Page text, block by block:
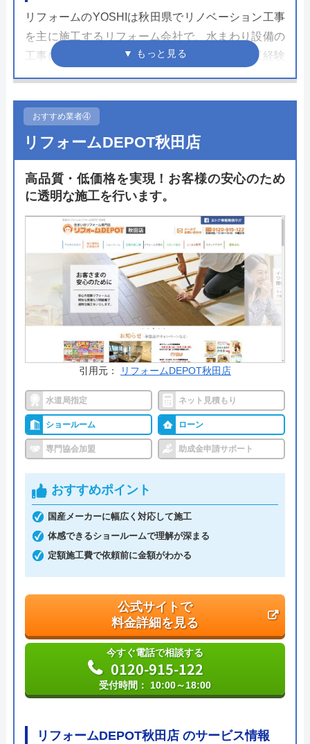
リフォームのYOSHIは秋田県でリノベーション工事
を主に施工するリフォーム会社で、水まわり設備の
工事にも対応してくれます。断熱工事等も施工経験
が多く、設備工事以上に得意とする分野なので設備
リフォームを希望している方におすすめです。
手すりの設置や段差の解消などは大工工事が必要な
場面が多いため設備屋よりも安心して任せることが
できるでしょう。経験豊富な職人が多いためまずは
しょう。相談は電話やフォームから可能ですので気
軽に問い合わせてみてください。
公式サイトで
料金詳細を見る
今すぐ電話で相談する
018-884-5533
受付時間： 8:00～17:00
リフォームのYOSHI の基本情報
運営会社 株式会社ヨシ
創業・設立 ―
本社所在地
〒010-0044
秋田県秋田市横森１丁目２０―１３
おすすめ業者④
リフォームDEPOT秋田店
高品質・低価格を実現！お客様の安心のため
に透明な施工を行います。
引用元： リフォームDEPOT秋田店
水道局指定 ネット見積もり
ショールーム ローン
専門協会加盟 助成金申請サポート
おすすめポイント
国産メーカーに幅広く対応して施工
体感できるショールームで理解が深まる
定額施工費で依頼前に金額がわかる
公式サイトで
料金詳細を見る
今すぐ電話で相談する
0120-915-122
受付時間： 10:00～18:00
リフォームDEPOT秋田店 のサービス情報